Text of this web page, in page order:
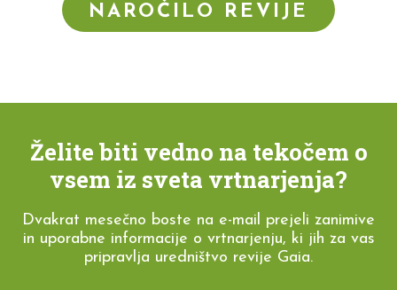
NAROČILO REVIJE
Želite biti vedno na tekočem o
vsem iz sveta vrtnarjenja?
Dvakrat mesečno boste na e-mail prejeli zanimive
in uporabne informacije o vrtnarjenju, ki jih za vas
pripravlja uredništvo revije Gaia.